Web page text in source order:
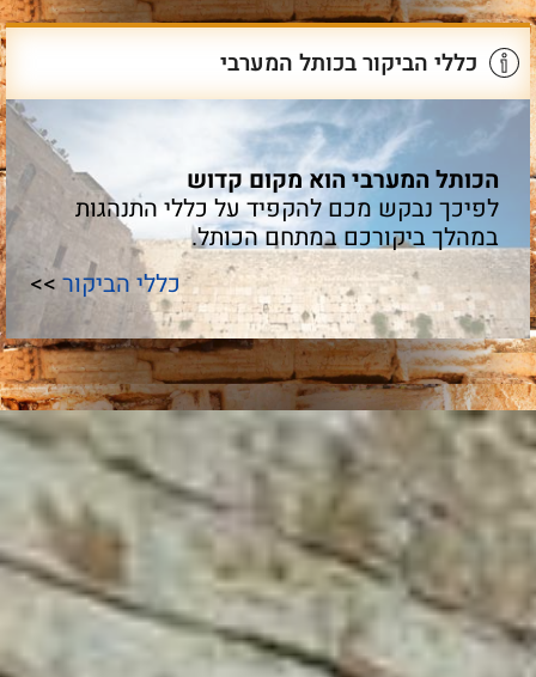
כללי הביקור בכותל המערבי
הכותל המערבי הוא מקום קדוש
לפיכך נבקש מכם להקפיד על כללי התנהגות
במהלך ביקורכם במתחם הכותל.
כללי הביקור >>